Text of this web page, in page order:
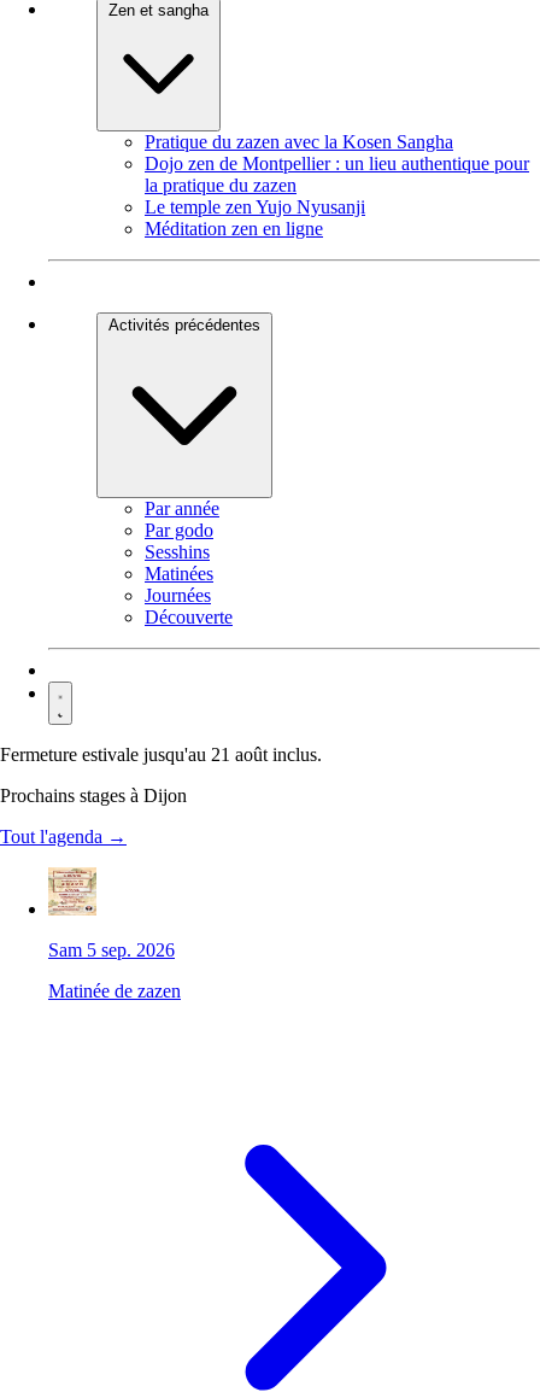
Zen et sangha
Pratique du zazen avec la Kosen Sangha
Dojo zen de Montpellier : un lieu authentique pour
la pratique du zazen
Le temple zen Yujo Nyusanji
Méditation zen en ligne
Activités précédentes
Par année
Par godo
Sesshins
Matinées
Journées
Découverte
Fermeture estivale jusqu'au 21 août inclus.
Prochains stages à Dijon
Tout l'agenda →
Sam 5 sep. 2026
Matinée de zazen